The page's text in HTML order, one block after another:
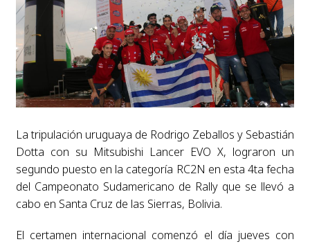
La tripulación uruguaya de Rodrigo Zeballos y Sebastián
Dotta con su Mitsubishi Lancer EVO X, lograron un
segundo puesto en la categoría RC2N en esta 4ta fecha
del Campeonato Sudamericano de Rally que se llevó a
cabo en Santa Cruz de las Sierras, Bolivia.
El certamen internacional comenzó el día jueves con